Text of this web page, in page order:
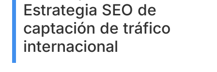
Estrategia SEO de
captación de tráfico
internacional